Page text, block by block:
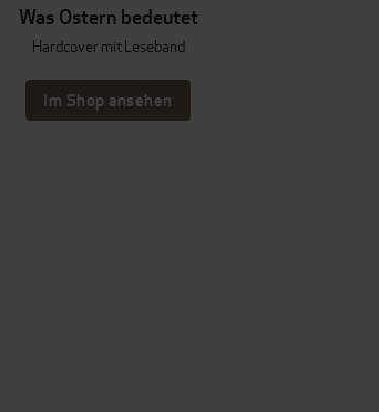
Was Ostern bedeutet
Hardcover mit Leseband
Im Shop ansehen